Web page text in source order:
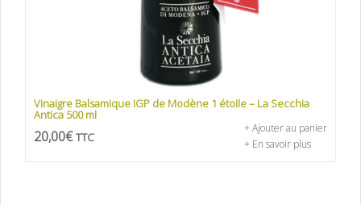
Vinaigre Balsamique IGP de Modène 1 étoile – La Secchia
Antica 500 ml
20,00€ TTC
+ Ajouter au panier
+ En savoir plus